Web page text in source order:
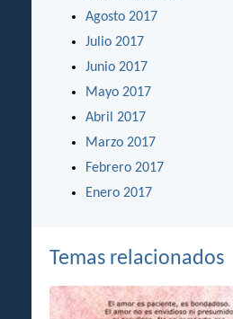
Agosto 2017
Julio 2017
Junio 2017
Mayo 2017
Abril 2017
Marzo 2017
Febrero 2017
Enero 2017
Temas relacionados